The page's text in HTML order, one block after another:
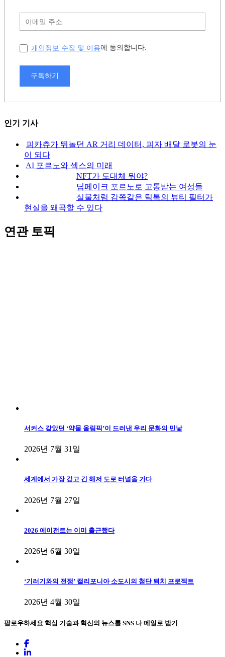
개인정보 수집 및 이용에 동의합니다.
구독하기
인기 기사
피카츄가 뛰놀던 AR 거리 데이터, 피자 배달 로봇의 눈
이 되다
AI 포르노와 섹스의 미래
NFT가 도대체 뭐야?
딥페이크 포르노로 고통받는 여성들
실물처럼 감쪽같은 틱톡의 뷰티 필터가
현실을 왜곡할 수 있다
연관 토픽
서커스 같았던 ‘약물 올림픽’이 드러낸 우리 문화의 민낯
2026년 7월 31일
세계에서 가장 깊고 긴 해저 도로 터널을 가다
2026년 7월 27일
2026 에이전트는 이미 출근했다
2026년 6월 30일
‘기러기와의 전쟁’ 캘리포니아 소도시의 첨단 퇴치 프로젝트
2026년 4월 30일
팔로우하세요 핵심 기술과 혁신의 뉴스를 SNS 나 메일로 받기